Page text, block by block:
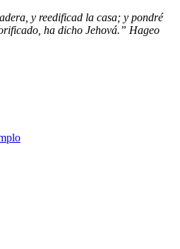
y reedificad la casa; y pondré
ha dicho Jehová.” Hageo